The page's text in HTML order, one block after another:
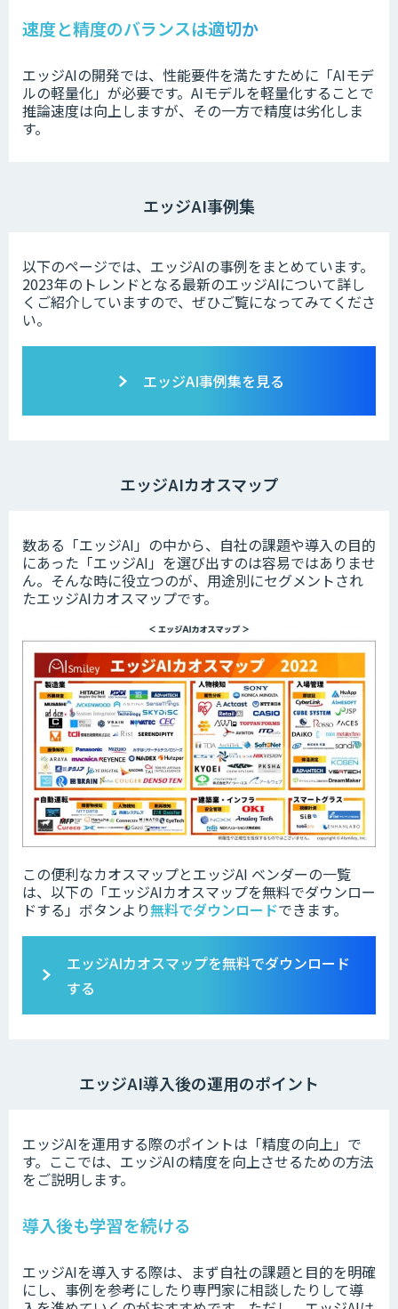
速度と精度のバランスは適切か
エッジAIの開発では、性能要件を満たすために「AIモデ
ルの軽量化」が必要です。AIモデルを軽量化することで
推論速度は向上しますが、その一方で精度は劣化しま
す。
エッジAI事例集
以下のページでは、エッジAIの事例をまとめています。
2023年のトレンドとなる最新のエッジAIについて詳し
くご紹介していますので、ぜひご覧になってみてくださ
い。
エッジAI事例集を見る
エッジAIカオスマップ
数ある「エッジAI」の中から、自社の課題や導入の目的
にあった「エッジAI」を選び出すのは容易ではありませ
ん。そんな時に役立つのが、用途別にセグメントされ
たエッジAIカオスマップです。
この便利なカオスマップとエッジAI ベンダーの一覧
は、以下の「エッジAIカオスマップを無料でダウンロー
ドする」ボタンより無料でダウンロードできます。
エッジAIカオスマップを無料でダウンロード
する
エッジAI導入後の運用のポイント
エッジAIを運用する際のポイントは「精度の向上」で
す。ここでは、エッジAIの精度を向上させるための方法
をご説明します。
導入後も学習を続ける
エッジAIを導入する際は、まず自社の課題と目的を明確
にし、事例を参考にしたり専門家に相談したりして導